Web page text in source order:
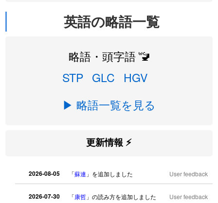
英語の略語一覧
略語・頭字語 🚾
STP GLC
HGV
▶ 略語一覧を見る
更新情報 ⚡
2026-08-05 「蘇連 」を追加しました User feedback
2026-07-30 「康哲 」の読み方を追加しました User feedback